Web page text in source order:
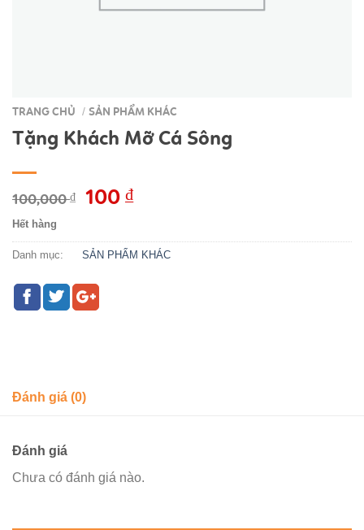
TRANG CHỦ / SẢN PHẨM KHÁC
Tặng Khách Mỡ Cá Sông
100,000₫
Giá
100,000 ₫.
100₫Giá
là:
Hết hàng
Danh mục: SẢN PHẨM KHÁC
Đánh giá (0)
Đánh giá
Chưa có đánh giá nào.